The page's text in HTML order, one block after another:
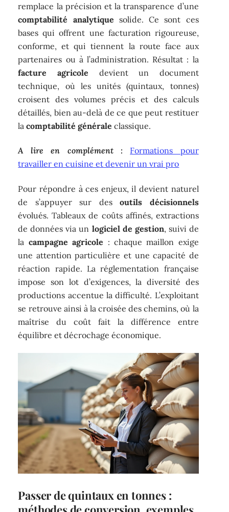
remplace la précision et la transparence d’une
comptabilité analytique solide. Ce sont ces
bases qui offrent une facturation rigoureuse,
conforme, et qui tiennent la route face aux
partenaires ou à l’administration. Résultat : la
facture agricole devient un document
technique, où les unités (quintaux, tonnes)
croisent des volumes précis et des calculs
détaillés, bien au-delà de ce que peut restituer
lacomptabilité générale classique.
A lire en complément :
Formations pour
travailler en cuisine et devenir un vrai pro
Pour répondre à ces enjeux, il devient naturel
de s’appuyer sur desoutils décisionnels
évolués. Tableaux de coûts affinés, extractions
de données via un logiciel de gestion, suivi de
la campagne agricole : chaque maillon exige
une attention particulière et une capacité de
réaction rapide. La réglementation française
impose son lot d’exigences, la diversité des
productions accentue la difficulté. L’exploitant
se retrouve ainsi à la croisée des chemins, où la
maîtrise du coût fait la différence entre
équilibre et décrochage économique.
Passer de quintaux en tonnes :